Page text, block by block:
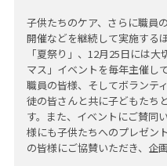
子供たちのケア、さらに職員
開催などを継続して実施する
「夏祭り」、12月25日には
マス」イベントを毎年主催し
職員の皆様、そしてボランテ
徒の皆さんと共に子どもたち
す。また、イベントにご賛同
様にも子供たちへのプレゼン
の皆様にご協賛いただき、企